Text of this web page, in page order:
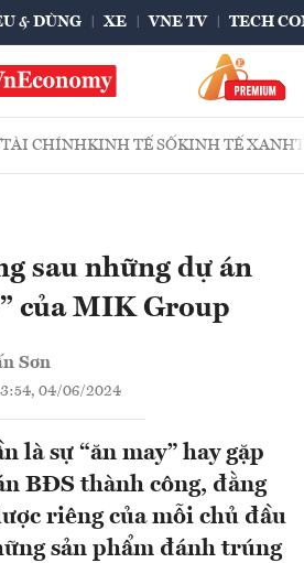
& DÙNG XE VNE TV TECH
TÀI CHÍNHKINH TẾ SỐKINH TẾ XANH
sau những dự án
của MIK Group
Sơn
04/06/2024
là sự “ăn may” hay gặp
BĐS thành công, đằng
riêng của mỗi chủ đầu
sản phẩm đánh trúng